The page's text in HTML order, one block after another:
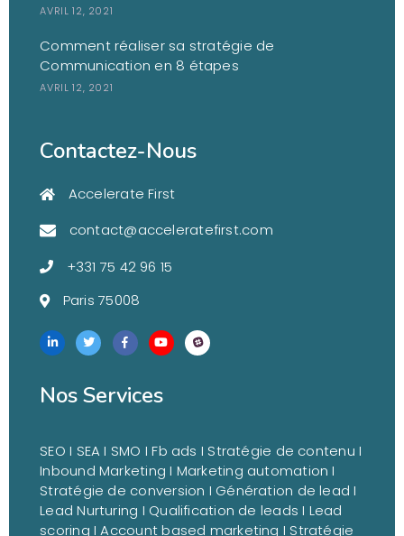
AVRIL 12, 2021
Comment réaliser sa stratégie de
Communication en 8 étapes
AVRIL 12, 2021
Contactez-Nous
Accelerate First
contact@acceleratefirst.com
+331 75 42 96 15
Paris 75008
Nos Services
SEO I SEA I SMO I Fb ads I Stratégie de contenu I
Inbound Marketing I Marketing automation I
Stratégie de conversion I Génération de lead I
Lead Nurturing I Qualification de leads I Lead
scoring I Account based marketing I Stratégie